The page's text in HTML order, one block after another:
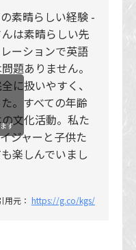
素晴らしい経験 -
は素晴らしい先
ーションで英語
題ありません。
に扱いやすく、
。すべての年齢
文化活動。私た
ジャーと子供た
楽しんでいまし
用元： https://g.co/kgs/
す